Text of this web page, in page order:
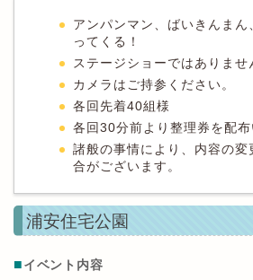
アンパンマン、ばいきんま
ってくる！
ステージショーではありませ
カメラはご持参ください。
各回先着40組様
各回30分前より整理券を配布
諸般の事情により、内容の変
合がございます。
浦安住宅公園
■イベント内容